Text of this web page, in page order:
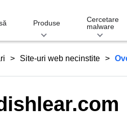
Produse
Cercetare
malware
Site-uri web necinstite